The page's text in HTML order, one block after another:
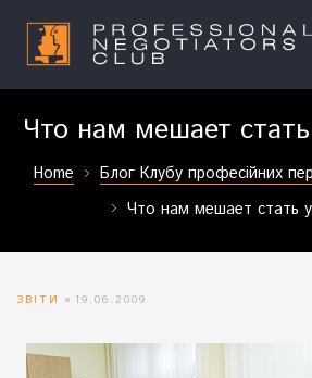
Что нам мешает
Home Блог Клубу професійних
Что нам мешает стать
ЗВІТИ 19.06.2009